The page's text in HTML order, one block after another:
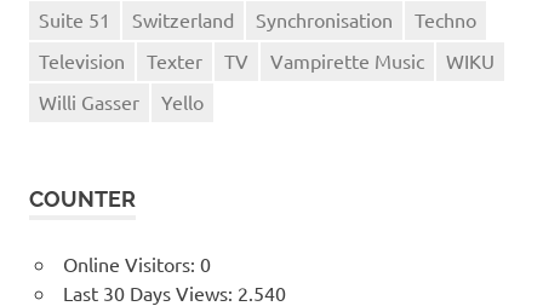
Suite 51
Switzerland Synchronisation
Techno
Television
Texter TV Vampirette Music
WIKU
Willi Gasser
Yello
COUNTER
Online Visitors: 0
Last 30 Days Views: 2.540